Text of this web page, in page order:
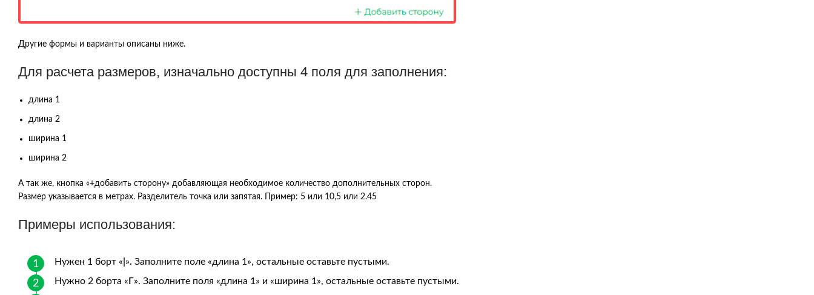
Другие формы и варианты описаны ниже.
Для расчета размеров, изначально доступны 4 поля для заполнения:
длина 1
длина 2
ширина 1
ширина 2
А так же, кнопка «+добавить сторону» добавляющая необходимое количество дополнительных сторон.
Размер указывается в метрах. Разделитель точка или запятая. Пример: 5 или 10,5 или 2.45
Примеры использования:
Нужен 1 борт « ». Заполните поле «длина 1», остальные оставьте пустыми.
Нужно 2 борта « Г». Заполните поля «длина 1» и «ширина 1», остальные оставьте пустыми.